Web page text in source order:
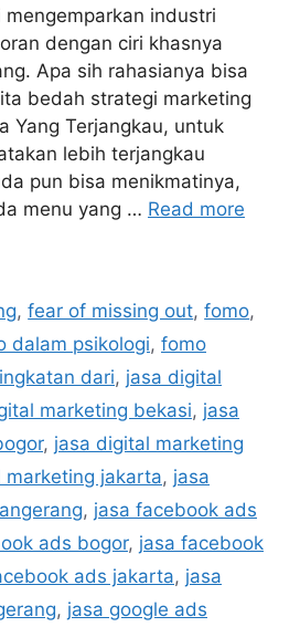
mengemparkan industri
dengan ciri khasnya
Apa sih rahasianya bisa
bedah strategi marketing
Yang Terjangkau, untuk
lebih terjangkau
pun bisa menikmatinya,
menu yang … Read more
,fear of missing out,fomo,
dalam psikologi, fomo
dari, jasa digital
marketing bekasi, jasa
, jasa digital marketing
marketing jakarta, jasa
, jasa facebook ads
ads bogor, jasa facebook
ads jakarta, jasa
, jasa google ads